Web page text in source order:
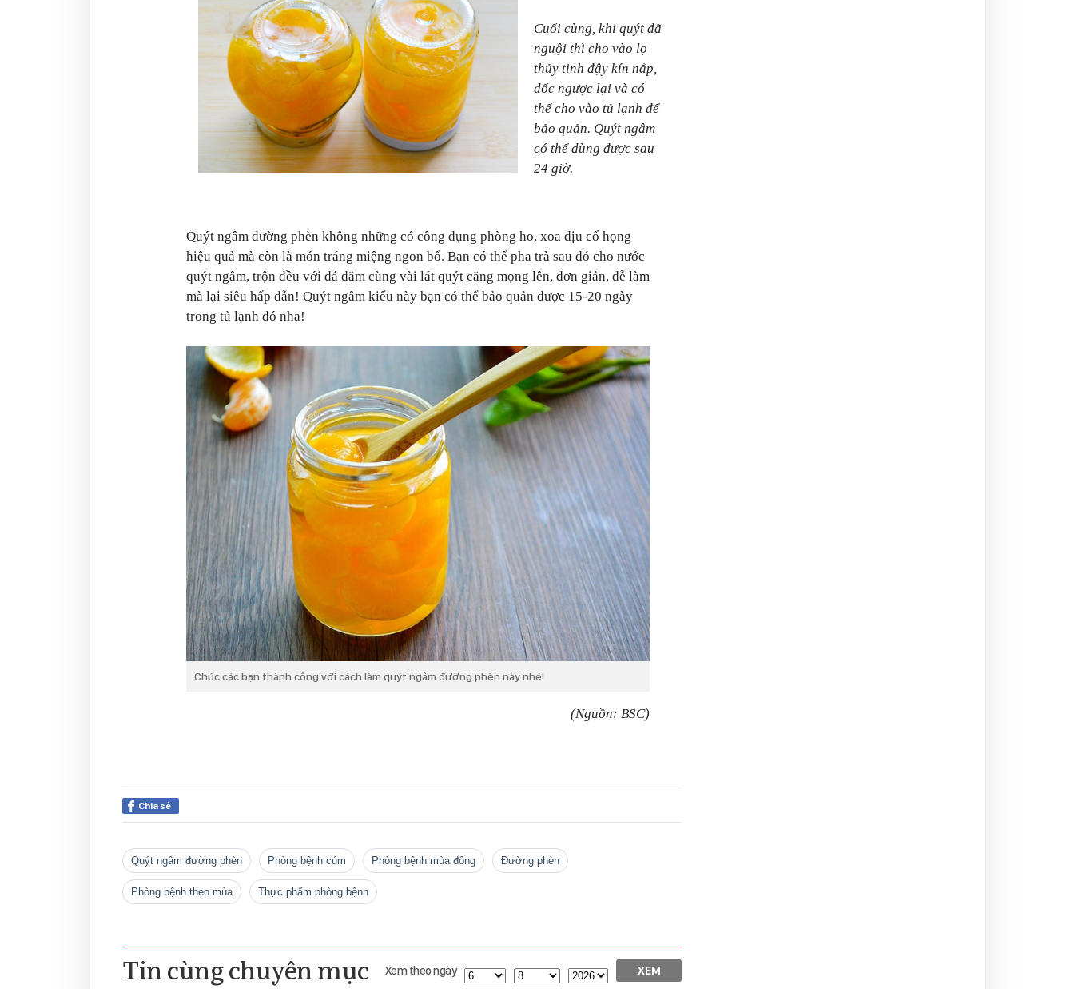
Cuối cùng, khi quýt đã
nguội thì cho vào lọ
thủy tinh đậy kín nắp,
dốc ngược lại và có
thể cho vào tủ lạnh để
bảo quản. Quýt ngâm
có thể dùng được sau
24 giờ.
Quýt ngâm đường phèn không những có công dụng phòng ho, xoa dịu cổ họng
hiệu quả mà còn là món tráng miệng ngon bổ. Bạn có thể pha trà sau đó cho nước
quýt ngâm, trộn đều với đá dăm cùng vài lát quýt căng mọng lên, đơn giản, dễ làm
mà lại siêu hấp dẫn! Quýt ngâm kiểu này bạn có thể bảo quản được 15-20 ngày
trong tủ lạnh đó nha!
Chúc các bạn thành công với cách làm quýt ngâm đường phèn này nhé!
(Nguồn: BSC)
Chia sẻ
quýt ngâm đường phèn phòng bệnh cúm phòng bệnh mùa đông Đường phèn
phòng bệnh theo mùa Thực phẩm phòng bệnh
Tin cùng chuyên mục Xem theo ngày XEM